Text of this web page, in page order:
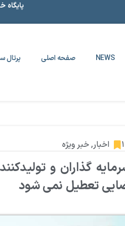
پایگاه
NEWS صفحه اصلی پرتال
اخبار,خبر ویژه
گذاران و
تعطیل نمی شود